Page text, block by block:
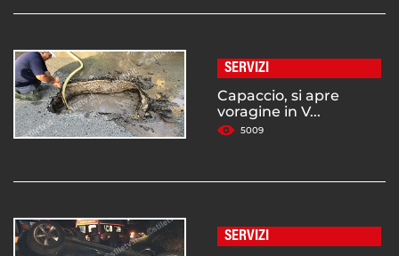
SERVIZI
Capaccio, si apre
voragine in V...
5009
SERVIZI